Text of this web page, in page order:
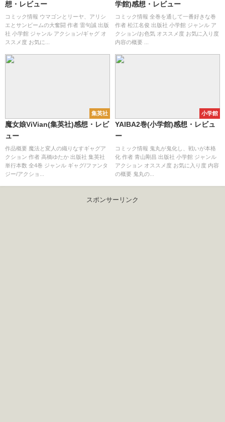
想・レビュー
コミック情報 ウマゴンとリーヤ、アリシ
エとサンビームの大奮闘 作者 雷句誠 出版
社 小学館 ジャンル アクション/ギャグ オ
ススメ度 お気に...
学館)感想・レビュー
コミック情報 全巻を通して一番好きな巻
作者 松江名俊 出版社 小学館 ジャンル ア
クション/お色気 オススメ度 お気に入り度
内容の概要 ...
集英社
魔女娘ViVian(集英社)感想・レビ
ュー
作品概要 魔法と変人の織りなすギャグア
クション 作者 高橋ゆたか 出版社 集英社
単行本数 全4巻 ジャンル ギャグ/ファンタ
ジー/アクショ...
小学館
YAIBA2巻(小学館)感想・レビュ
ー
コミック情報 鬼丸が鬼化し、戦いが本格
化 作者 青山剛昌 出版社 小学館 ジャンル
アクション オススメ度 お気に入り度 内容
の概要 鬼丸の...
スポンサーリンク